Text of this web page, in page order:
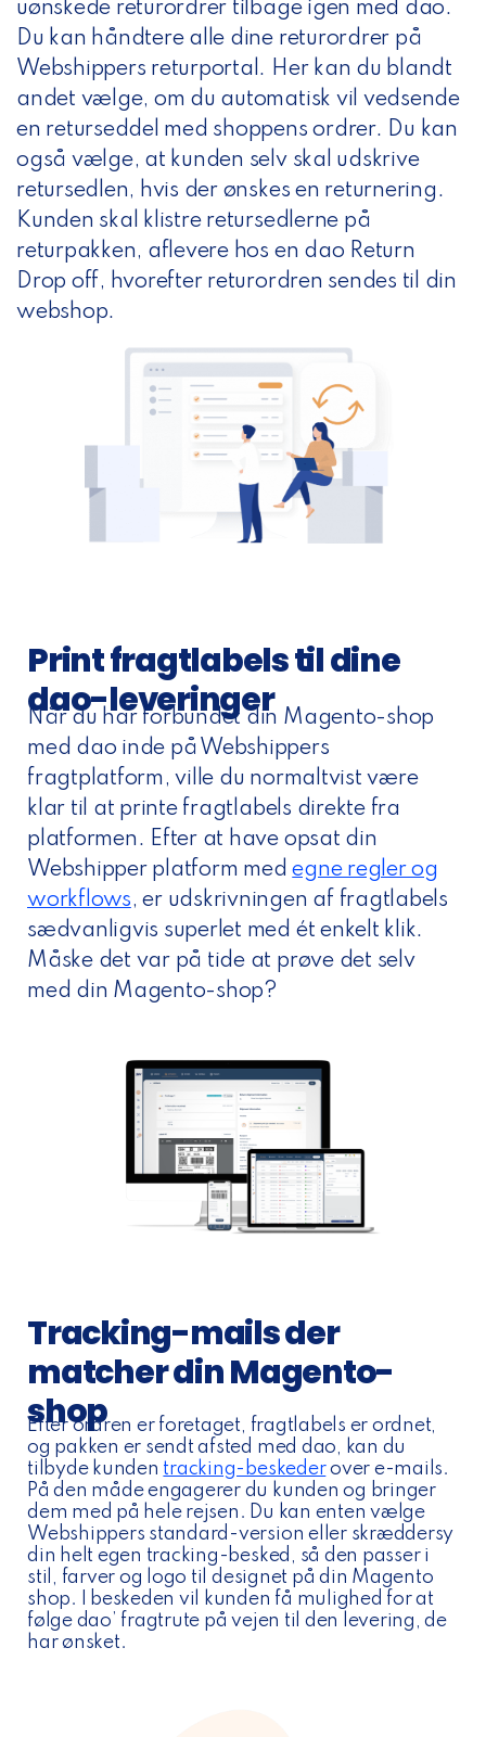
uønskede returordrer tilbage igen med dao.
Du kan håndtere alle dine returordrer på
Webshippers returportal. Her kan du blandt
andet vælge, om du automatisk vil vedsende
en returseddel med shoppens ordrer. Du kan
også vælge, at kunden selv skal udskrive
retursedlen, hvis der ønskes en returnering.
Kunden skal klistre retursedlerne på
returpakken, aflevere hos en dao Return
Drop off, hvorefter returordren sendes til din
webshop.
Print fragtlabels til dine
dao-leveringer
Når du har forbundet din Magento-shop
med dao inde på Webshippers
fragtplatform, ville du normaltvist være
klar til at printe fragtlabels direkte fra
platformen. Efter at have opsat din
Webshipper platform medegne regler og
workflows, er udskrivningen af fragtlabels
sædvanligvis superlet med ét enkelt klik.
Måske det var på tide at prøve det selv
med din Magento-shop?
Tracking-mails der
matcher din Magento-
shop
Efter ordren er foretaget, fragtlabels er ordnet,
og pakken er sendt afsted med dao, kan du
tilbyde kunden tracking-beskederover e-mails.
På den måde engagerer du kunden og bringer
dem med på hele rejsen. Du kan enten vælge
Webshippers standard-version eller skræddersy
din helt egen tracking-besked, så den passer i
stil, farver og logo til designet på din Magento
shop. I beskeden vil kunden få mulighed for at
følge dao’ fragtrute på vejen til den levering, de
har ønsket.